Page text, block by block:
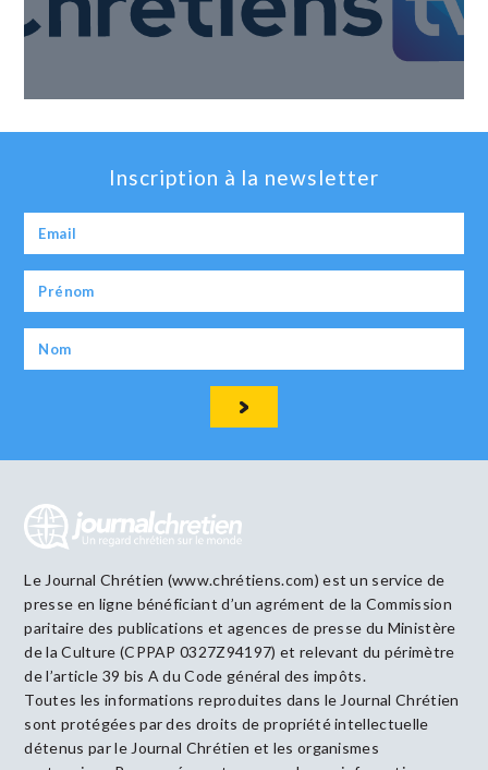
Inscription à la newsletter
Le Journal Chrétien (www.chrétiens.com) est un service de
presse en ligne bénéficiant d’un agrément de la Commission
paritaire des publications et agences de presse du Ministère
de la Culture (CPPAP 0327Z94197) et relevant du périmètre
de l’article 39 bis A du Code général des impôts.
Toutes les informations reproduites dans le Journal Chrétien
sont protégées par des droits de propriété intellectuelle
détenus par le Journal Chrétien et les organismes